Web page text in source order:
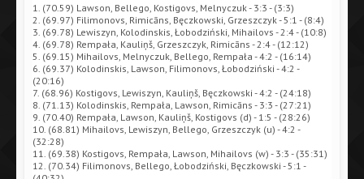
1. (70.59) Lawson, Bellego, Kostigovs, Melnyczuk - 3:3 - (3:3)
2. (69.97) Filimonovs, Rimicāns, Bęczkowski, Grzeszczyk - 5:1 - (8:4)
3. (69.78) Lewiszyn, Kolodinskis, Łobodziński, Mihailovs - 2:4 - (10:8)
4. (69.78) Rempała, Kauliņš, Grzeszczyk, Rimicāns - 2:4 - (12:12)
5. (69.15) Mihailovs, Melnyczuk, Bellego, Rempała - 4:2 - (16:14)
6. (69.37) Kolodinskis, Lawson, Filimonovs, Łobodziński - 4:2 -
(20:16)
7. (68.96) Kostigovs, Lewiszyn, Kauliņš, Bęczkowski - 4:2 - (24:18)
8. (71.13) Kolodinskis, Rempała, Lawson, Rimicāns - 3:3 - (27:21)
9. (70.40) Rempała, Lawson, Kauliņš, Kostigovs (d) - 1:5 - (28:26)
10. (68.81) Mihailovs, Lewiszyn, Bellego, Grzeszczyk (u) - 4:2 -
(32:28)
11. (69.38) Kostigovs, Rempała, Lawson, Mihailovs (w) - 3:3 - (35:31)
12. (70.34) Filimonovs, Bellego, Łobodziński, Bęczkowski - 5:1 -